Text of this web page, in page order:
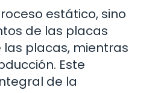
estático, sino
de las placas
placas, mientras
Este
de la